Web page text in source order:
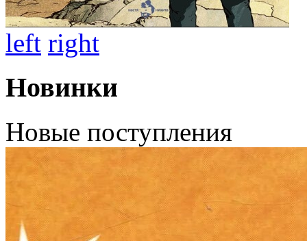
left right
Новинки
Новые поступления